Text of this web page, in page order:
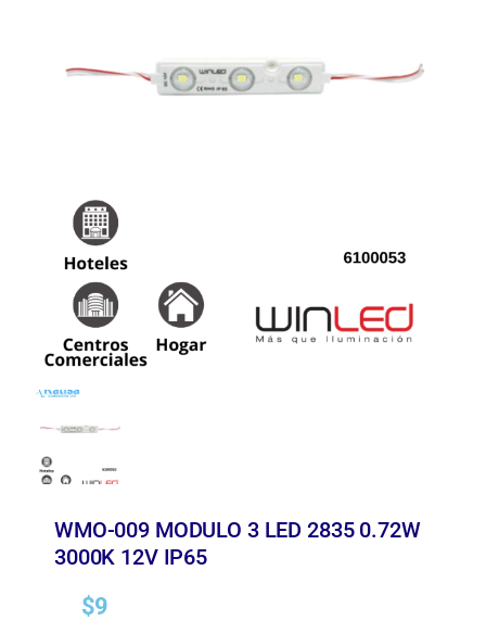
WMO-009 MODULO 3 LED 2835 0.72W
3000K 12V IP65
$9